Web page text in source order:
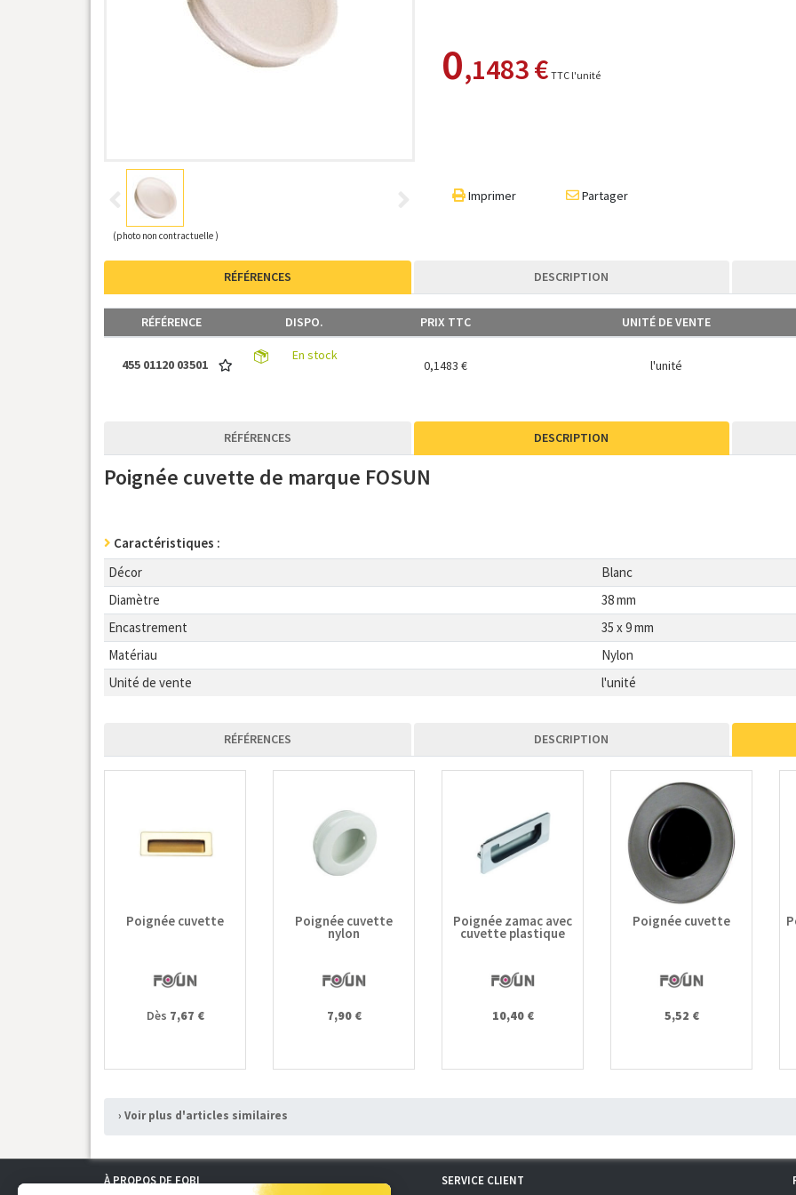
0,1483 € TTC l'unité
(photo non contractuelle )
Imprimer Partager
RÉFÉRENCES DESCRIPTION
RÉFÉRENCE DISPO. PRIX TTC UNITÉ DE VENTE
455 01120 03501
En stock
0,1483 € l'unité
RÉFÉRENCES DESCRIPTION
Poignée cuvette de marque FOSUN
Caractéristiques :
Décor
Blanc
Diamètre
38 mm
Encastrement
35 x 9 mm
Matériau
Nylon
Unité de vente
l'unité
RÉFÉRENCES DESCRIPTION
Poignée cuvette
Dès 7,67 €
Poignée cuvette
nylon
7,90 €
Poignée zamac avec
cuvette plastique
10,40 €
Poignée cuvette
5,52 €
› Voir plus d'articles similaires
À PROPOS DE FOBI SERVICE CLIENT